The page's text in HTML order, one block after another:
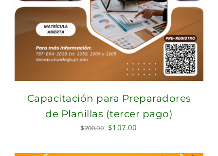
Capacitación para Preparadores
de Planillas (tercer pago)
$200.00 Original
was:
$107.00
is: